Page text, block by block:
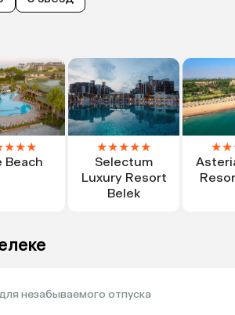
★★★
Beach
★★★★★
Selectum
Luxury Resort
Belek
★★
незабываемого отпуска